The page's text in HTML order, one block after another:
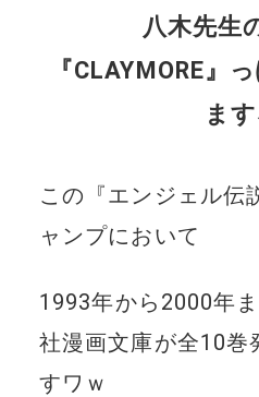
八木先生
『CLAYMORE』
ま
この『エンジェル伝
ャンプにおいて
1993年から2000年
社漫画文庫が全10巻
すワｗ